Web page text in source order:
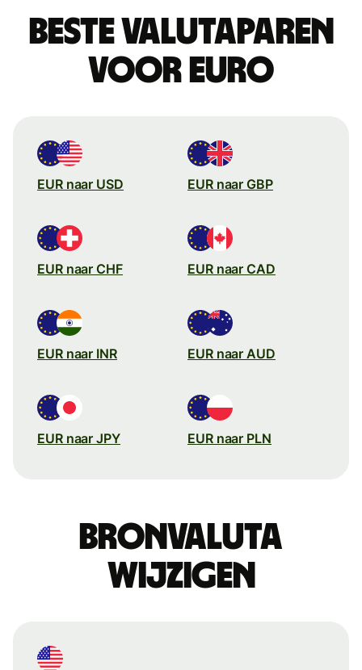
Beste valutaparen
voor euro
EUR naar USD EUR naar GBP
EUR naar CHF EUR naar CAD
EUR naar INR EUR naar AUD
EUR naar JPY EUR naar PLN
Bronvaluta
wijzigen